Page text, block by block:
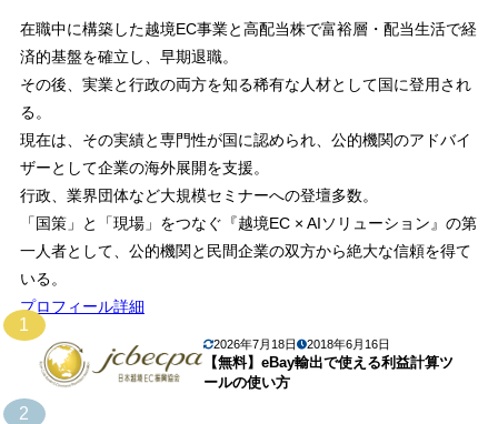
在職中に構築した越境EC事業と高配当株で富裕層・配当生活で経
済的基盤を確立し、早期退職。
その後、実業と行政の両方を知る稀有な人材として国に登用され
る。
現在は、その実績と専門性が国に認められ、公的機関のアドバイ
ザーとして企業の海外展開を支援。
行政、業界団体など大規模セミナーへの登壇多数。
「国策」と「現場」をつなぐ『越境EC × AIソリューション』の第
一人者として、公的機関と民間企業の双方から絶大な信頼を得て
いる。
プロフィール詳細
1
2026年7月18日 2018年6月16日
【無料】eBay輸出で使える利益計算ツ
ールの使い方
2